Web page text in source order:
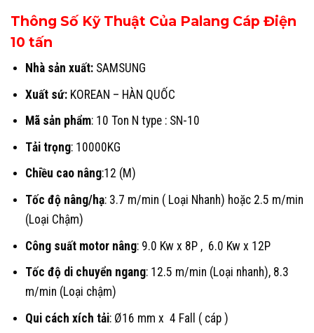
Thông Số Kỹ Thuật Của Palang Cáp Điện
10 tấn
Nhà sản xuất: SAMSUNG
Xuất sứ: KOREAN – HÀN QUỐC
Mã sản phẩm: 10 Ton N type : SN-10
Tải trọng: 10000KG
Chiều cao nâng:12 (M)
Tốc độ nâng/hạ: 3.7 m/min ( Loại Nhanh) hoặc 2.5 m/min
(Loại Chậm)
Công suất motor nâng: 9.0 Kw x 8P , 6.0 Kw x 12P
Tốc độ di chuyển ngang: 12.5 m/min (Loại nhanh), 8.3
m/min (Loại chậm)
Qui cách xích tải: Ø16 mm x 4 Fall ( cáp )